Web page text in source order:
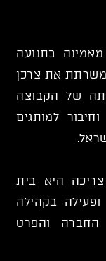
בתנועה
את צרכן
של הקבוצה
למותגים
היא בית
בקהילה
החברה והפרט